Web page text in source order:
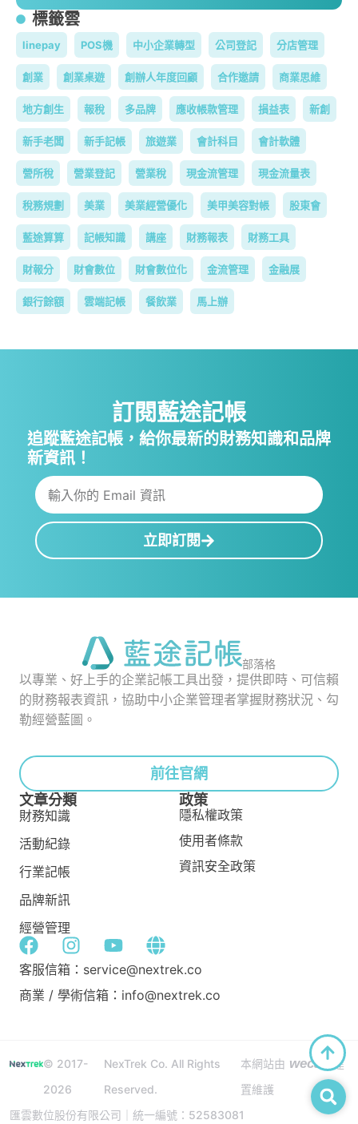
標籤雲
linepay POS機 中小企業轉型 公司登記 分店管理
創業 創業桌遊 創辦人年度回顧 合作邀請 商業思維
地方創生 報稅 多品牌 應收帳款管理 損益表 新創
新手老闆 新手記帳 旅遊業 會計科目 會計軟體
營所稅 營業登記 營業稅 現金流管理 現金流量表
稅務規劃 美業 美業經營優化 美甲美容對帳 股東會
藍途算算 記帳知識 講座 財務報表 財務工具
財報分 財會數位 財會數位化 金流管理 金融展
銀行餘額 雲端記帳 餐飲業 馬上辦
訂閱藍途記帳
追蹤藍途記帳，給你最新的財務知識和品牌
新資訊！
立即訂閱
部落格
以專業、好上手的企業記帳工具出發，提供即時、可信賴
的財務報表資訊，協助中小企業管理者掌握財務狀況、勾
勒經營藍圖。
前往官網
文章分類
財務知識
活動紀錄
行業記帳
品牌新訊
經營管理
政策
隱私權政策
使用者條款
資訊安全政策
客服信箱：service@nextrek.co
商業 / 學術信箱：info@nextrek.co
© 2017-
2026
NexTrek Co. All Rights
Reserved.
本網站由 wecan 建
置維護
匯雲數位股份有限公司｜統一編號：52583081